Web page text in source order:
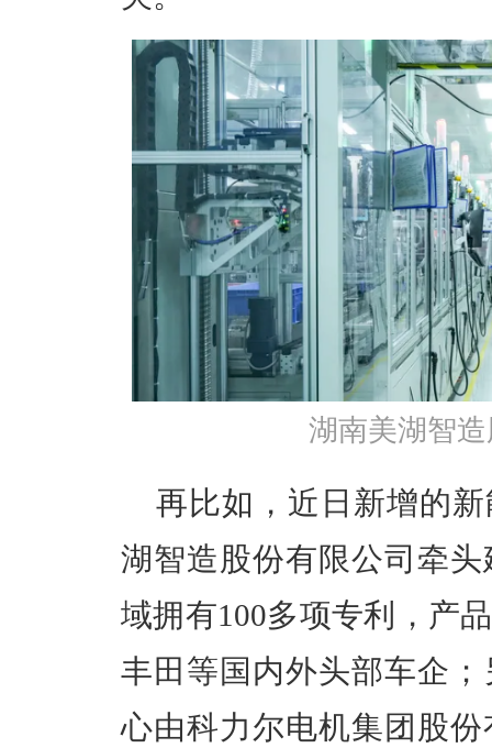
湖南美湖智
再比如，近日新增的
湖智造股份有限公司牵头
域拥有100多项专利，产
丰田等国内外头部车企 ；
心由科力尔电机集团股